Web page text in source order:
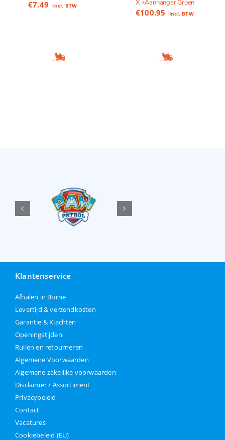
€7.49 Incl. BTW
X +Aanhanger Groen
€100.95 Incl. BTW
Klantenservice
Afhalen in Borne
Levertijd & verzendkosten
Garantie & Klachten
Openingstijden
Ruilen en retourneren
Algemene Voorwaarden
Algemene zakelijke voorwaarden
Disclaimer / Assortiment
Privacybeleid
Contact
Vacatures
Cookiebeleid (EU)